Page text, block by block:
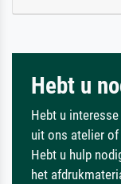
Hebt u
Hebt u
uit ons atelier
Hebt u hulp
het